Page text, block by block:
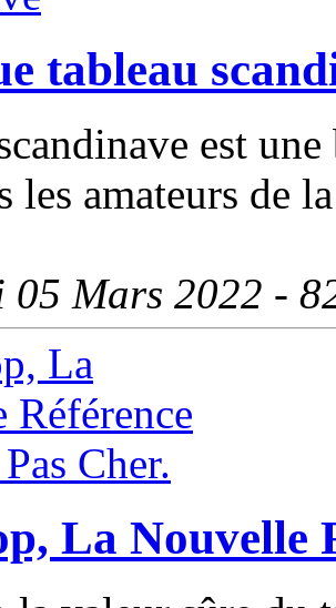
tableau
est
les amateurs de
05 Mars 2022 -
La Nouvelle